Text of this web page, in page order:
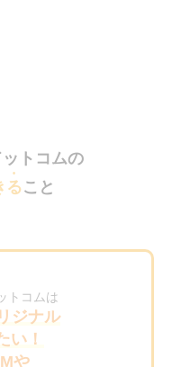
トコムの
ること
トコムは
ジナル
い！
や